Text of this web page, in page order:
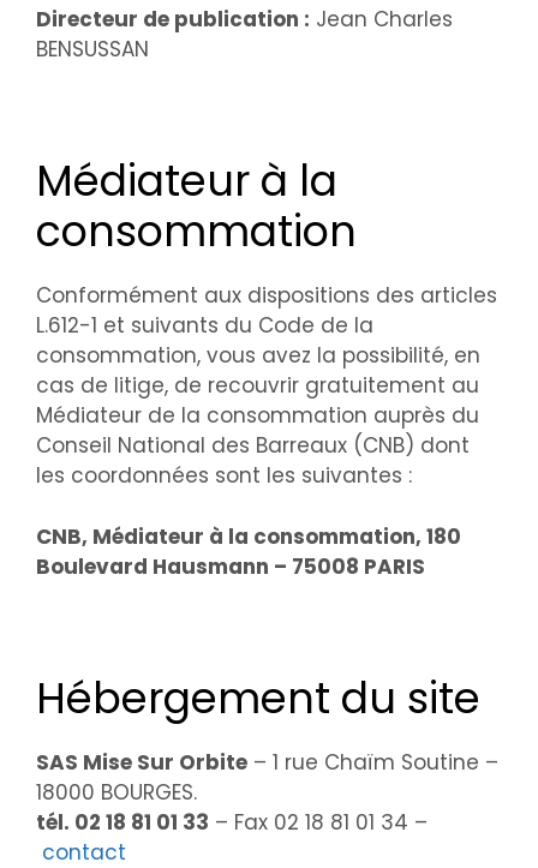
Directeur de publication : Jean Charles
BENSUSSAN
Médiateur à la
consommation
Conformément aux dispositions des articles
L.612-1 et suivants du Code de la
consommation, vous avez la possibilité, en
cas de litige, de recouvrir gratuitement au
Médiateur de la consommation auprès du
Conseil National des Barreaux (CNB) dont
les coordonnées sont les suivantes :
CNB, Médiateur à la consommation, 180
Boulevard Hausmann – 75008 PARIS
Hébergement du site
SAS Mise Sur Orbite – 1 rue Chaïm Soutine –
18000 BOURGES.
tél. 02 18 81 01 33 – Fax 02 18 81 01 34 –
contact